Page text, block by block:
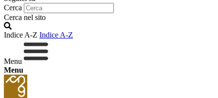
Cerca
Cerca nel sito
Indice A-Z Indice A-Z
Menu
Menu